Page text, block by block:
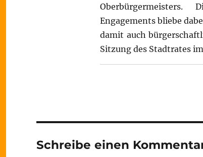
Oberbürgermeisters.
Engagements bliebe
damit auch
Sitzung des Stadtrates
Schreibe einen